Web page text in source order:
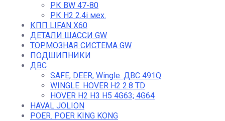
РК BW 47-80
РК H2 2.4i мех.
КПП LIFAN Х60
ДЕТАЛИ ШАССИ GW
ТОРМОЗНАЯ СИСТЕМА GW
ПОДШИПНИКИ
ДВС
SAFE, DEER, Wingle. ДВС 491Q
WINGLE. HOVER H2 2.8 TD
HOVER H2 H3 H5 4G63; 4G64
HAVAL JOLION
POER. POER KING KONG